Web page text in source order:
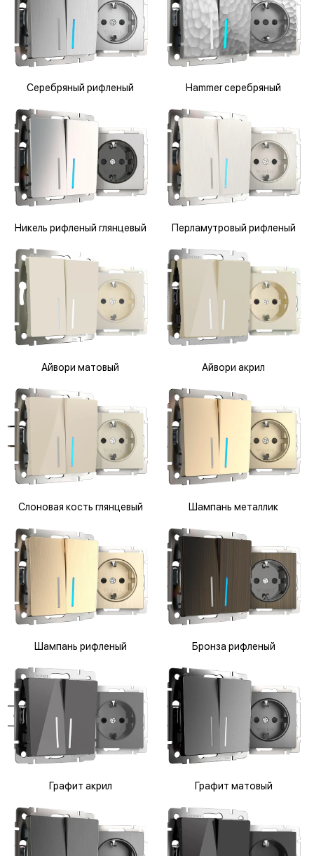
Серебряный рифленый Hammer серебряный
Никель рифленый глянцевый Перламутровый рифленый
Айвори матовый Айвори акрил
Слоновая кость глянцевый Шампань металлик
Шампань рифленый Бронза рифленый
Графит акрил Графит матовый